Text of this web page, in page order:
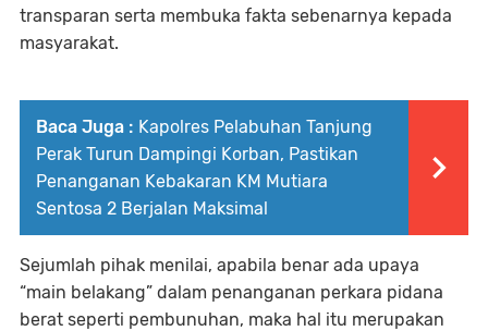
transparan serta membuka fakta sebenarnya kepada
masyarakat.
Baca Juga : Kapolres Pelabuhan Tanjung
Perak Turun Dampingi Korban, Pastikan
Penanganan Kebakaran KM Mutiara
Sentosa 2 Berjalan Maksimal
Sejumlah pihak menilai, apabila benar ada upaya
“main belakang” dalam penanganan perkara pidana
berat seperti pembunuhan, maka hal itu merupakan